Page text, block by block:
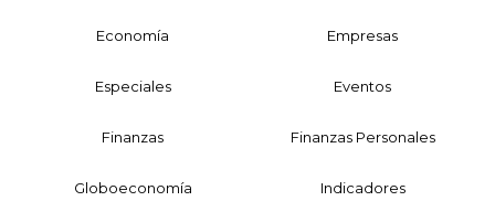
Economía Empresas
Especiales Eventos
Finanzas Finanzas Personales
Globoeconomía Indicadores